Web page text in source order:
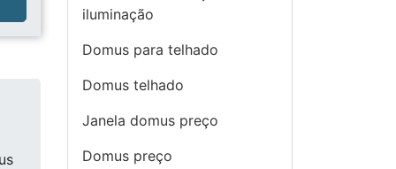
iluminação
Domus para telhado
Domus telhado
Janela domus preço
Domus preço